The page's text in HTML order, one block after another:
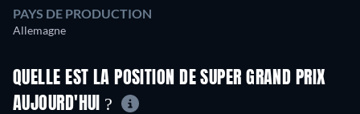
PAYS DE PRODUCTION
Allemagne
QUELLE EST LA POSITION DE SUPER GRAND PRIX
AUJOURD'HUI ?